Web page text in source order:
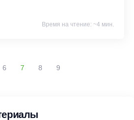
Время на чтение: ~4 мин.
6 7 8 9